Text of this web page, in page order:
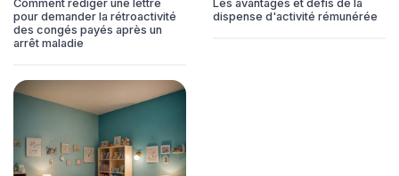
Comment rédiger une lettre
pour demander la rétroactivité
des congés payés après un
arrêt maladie
Les avantages et défis de la
dispense d'activité rémunérée